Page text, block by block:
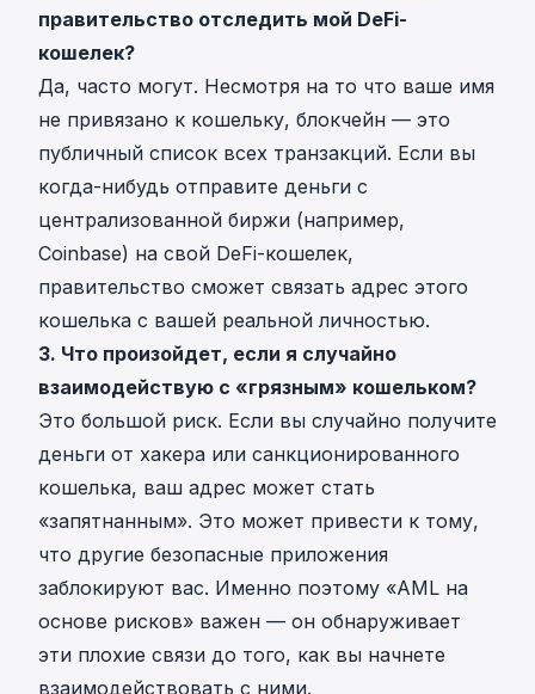
правительство отследить мой DeFi-
кошелек?
Да, часто могут. Несмотря на то что ваше имя
не привязано к кошельку, блокчейн — это
публичный список всех транзакций. Если вы
когда-нибудь отправите деньги с
централизованной биржи (например,
Coinbase) на свой DeFi-кошелек,
правительство сможет связать адрес этого
кошелька с вашей реальной личностью.
3. Что произойдет, если я случайно
взаимодействую с «грязным» кошельком?
Это большой риск. Если вы случайно получите
деньги от хакера или санкционированного
кошелька, ваш адрес может стать
«запятнанным». Это может привести к тому,
что другие безопасные приложения
заблокируют вас. Именно поэтому «AML на
основе рисков» важен — он обнаруживает
эти плохие связи до того, как вы начнете
взаимодействовать с ними.